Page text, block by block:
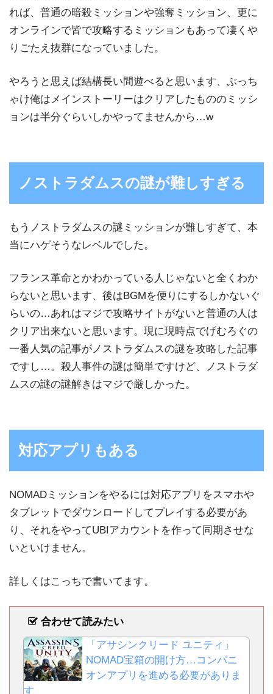
れば、普通の暗殺ミッションや強奪ミッション、更に
オンラインで皆で攻略するミッションもあって凄くや
りごたえ抜群になっていました。
やろうと思えば結構長い間遊べると思います、ぶっち
ゃけ俺はメインストーリーはクリアしたもののミッシ
ョンは半分ぐらいしかやってませんから…w
ノストラダムスの謎が難しすぎる
もうノストラダムスの謎ミッションが難しすぎて、本
当にハゲそうなレベルでした。
フランス革命とかわかっている人じゃないと全くわか
らないと思います、後はBGMを便りにするしかないぐ
らいの…あれはマジで攻略サイトがないと普通の人は
クリア出来ないと思います。現に現時点でげむろぐの
一番人気の記事がノストラダムスの謎を攻略した記事
ですし…。殺人事件の謎は簡単ですけど、ノストラダ
ムスの謎の謎解きはマジで厳しかった。
対応アプリもある
NOMADミッションをやるには対応アプリをスマホや
タブレットでダウンロードしてプレイする必要があ
り、それをやってUBIアカウントを作って同期させな
いといけません。
詳しくはこっちで書いてます。
合わせて読みたい
「アサシンクリード ユニティ」
NOMAD宝箱の開け方…コンパニ
オンアプリを進める必要がありま
す